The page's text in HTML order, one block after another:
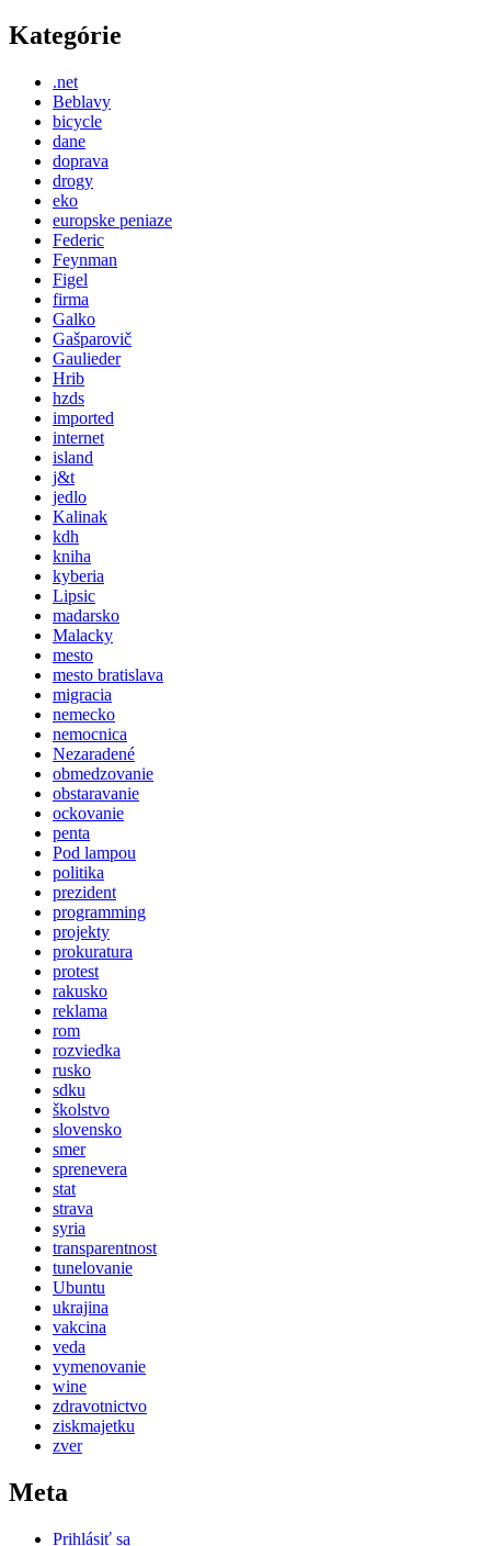
Kategórie
.net
Beblavy
bicycle
dane
doprava
drogy
eko
europske peniaze
Federic
Feynman
Figel
firma
Galko
Gašparovič
Gaulieder
Hrib
hzds
imported
internet
island
j&t
jedlo
Kalinak
kdh
kniha
kyberia
Lipsic
madarsko
Malacky
mesto
mesto bratislava
migracia
nemecko
nemocnica
Nezaradené
obmedzovanie
obstaravanie
ockovanie
penta
Pod lampou
politika
prezident
programming
projekty
prokuratura
protest
rakusko
reklama
rom
rozviedka
rusko
sdku
školstvo
slovensko
smer
sprenevera
stat
strava
syria
transparentnost
tunelovanie
Ubuntu
ukrajina
vakcina
veda
vymenovanie
wine
zdravotnictvo
ziskmajetku
zver
Meta
Prihlásiť sa